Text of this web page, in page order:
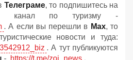
Телеграме, то подпишитесь на
канал по туризму -
. А если вы перешли в Мах, то
новости и туда:
. А тут публикуются